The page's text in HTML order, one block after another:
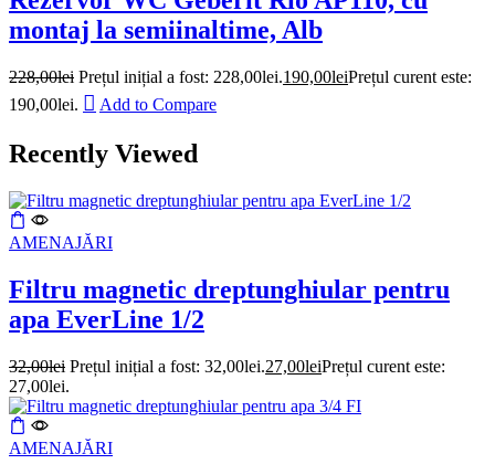
montaj la semiinaltime, Alb
228,00lei Prețul inițial a fost: 228,00lei.190,00leiPrețul curent este:
190,00lei.
Add to Compare
Recently Viewed
AMENAJĂRI
Filtru magnetic dreptunghiular pentru
apa EverLine 1/2
32,00lei Prețul inițial a fost: 32,00lei.27,00leiPrețul curent este:
27,00lei.
AMENAJĂRI